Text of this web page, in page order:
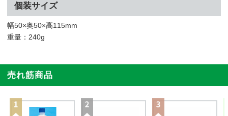
個装サイズ
幅50×奥50×高115mm
重量：240g
売れ筋商品